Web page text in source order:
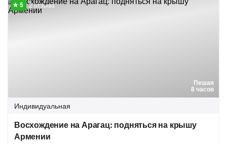
Пешая
8 часов
2 отзыва
Индивидуальная
Восхождение на Арагац: подняться на крышу
Армении